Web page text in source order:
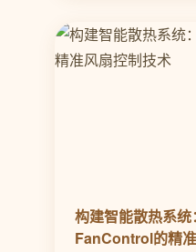
构建智能散热系
FanControl的精